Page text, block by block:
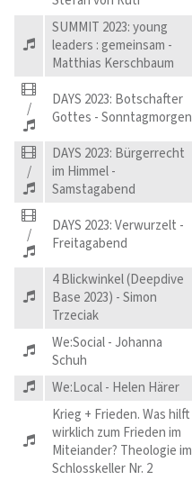
SUMMIT 2023: young
leaders : gemeinsam -
Matthias Kerschbaum
/
DAYS 2023: Botschafter
Gottes - Sonntagmorgen
/
DAYS 2023: Bürgerrecht
im Himmel -
Samstagabend
/
DAYS 2023: Verwurzelt -
Freitagabend
4 Blickwinkel (Deepdive
Base 2023) - Simon
Trzeciak
We:Social - Johanna
Schuh
We:Local - Helen Härer
Krieg + Frieden. Was hilft
wirklich zum Frieden im
Miteiander? Theologie im
Schlosskeller Nr. 2